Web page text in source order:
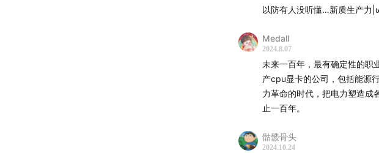
00:01:26新质生产力：科技与社
00:04:01萝卜快跑的未来：平衡
00:06:52萝卜快跑的涨价：谁是
00:11:43出租车司机职业消亡：
Medall
2024.8.07
未来一百年，最有确定性的职
产cpu显卡的公司，包括能源
力革命的时代，把电力塑造成
止一百年。
骷髅骨头
2024.10.24